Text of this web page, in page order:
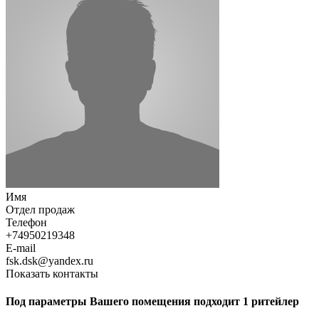
Имя
Отдел продаж
Телефон
+74950219348
E-mail
fsk.dsk@yandex.ru
Показать контакты
Под параметры Вашего помещения подходит 1 ритейлер